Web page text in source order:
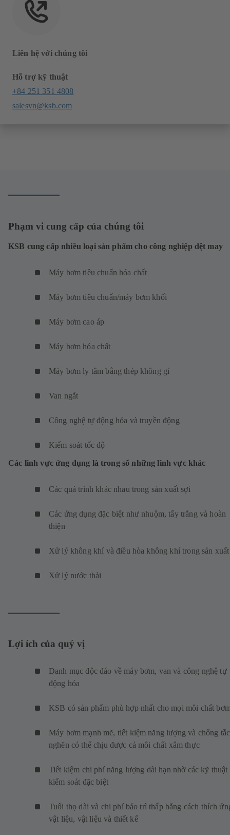
Liên hệ với chúng tôi
Hỗ trợ kỹ thuật
+84 251 351 4808
salesvn@ksb.com
Phạm vi cung cấp của chúng tôi
KSB cung cấp nhiều loại sản phẩm cho công nghiệp dệt may
Máy bơm tiêu chuẩn hóa chất
Máy bơm tiêu chuẩn/máy bơm khối
Máy bơm cao áp
Máy bơm hóa chất
Máy bơm ly tâm bằng thép không gỉ
Van ngắt
Công nghệ tự động hóa và truyền động
Kiểm soát tốc độ
Các lĩnh vực ứng dụng là trong số những lĩnh vực khác
Các quá trình khác nhau trong sản xuất sợi
Các ứng dụng đặc biệt như nhuộm, tẩy trắng và hoàn
thiện
Xử lý không khí và điều hòa không khí trong sản
Xử lý nước thải
Lợi ích của quý vị
Danh mục độc đáo về máy bơm, van và công nghệ tự
động hóa
KSB có sản phẩm phù hợp nhất cho mọi môi chất
Máy bơm mạnh mẽ, tiết kiệm năng lượng và chống tắc
nghẽn có thể chịu được cả môi chất xâm thực
Tiết kiệm chi phí năng lượng dài hạn nhờ các kỹ thuật
kiểm soát đặc biệt
Tuổi thọ dài và chi phí bảo trì thấp bằng cách thích
vật liệu, vật liệu và thiết kế